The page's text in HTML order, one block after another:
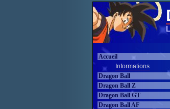
Accueil
Informations
Dragon Ball
Dragon Ball Z
Dragon Ball GT
Dragon Ball AF